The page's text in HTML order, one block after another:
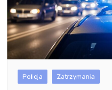
Policja Zatrzymania